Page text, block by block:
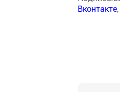
Вконтакте,